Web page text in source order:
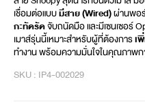
เชื่อมต่อแบบ มีสาย (Wired) ผ่านพอ
กะทัดรัด จับถนัดมือ และมีเซนเซอร์
เมาส์รุ่นนี้เหมาะสำหรับผู้ที่ต้องการ เ
ทำงาน พร้อมความมั่นใจในคุณภาพก
SKU : IP4-002029